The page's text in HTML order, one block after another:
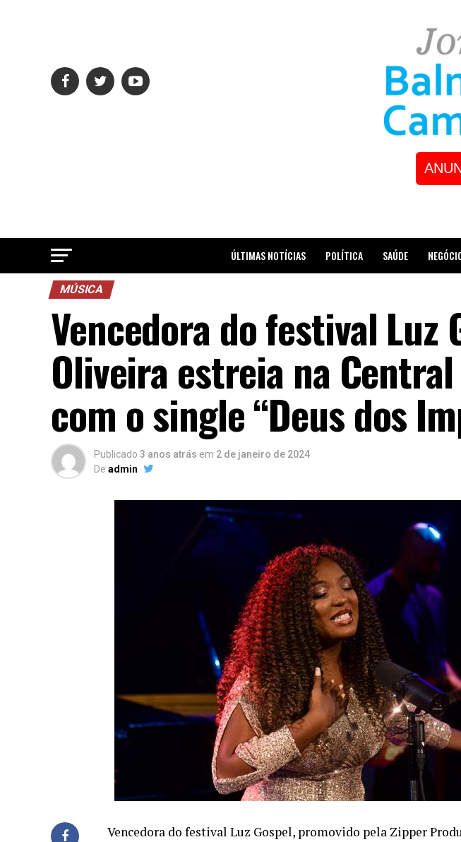
ÚLTIMAS NOTÍCIAS POLÍTICA SAÚDE
MÚSICA
Vencedora do festival Luz
Oliveira estreia na
com o single “Deus dos
Publicado 3 anos atrás em 2 de janeiro de 2024
De admin
Vencedora do festival Luz Gospel, promovido pela Zipper